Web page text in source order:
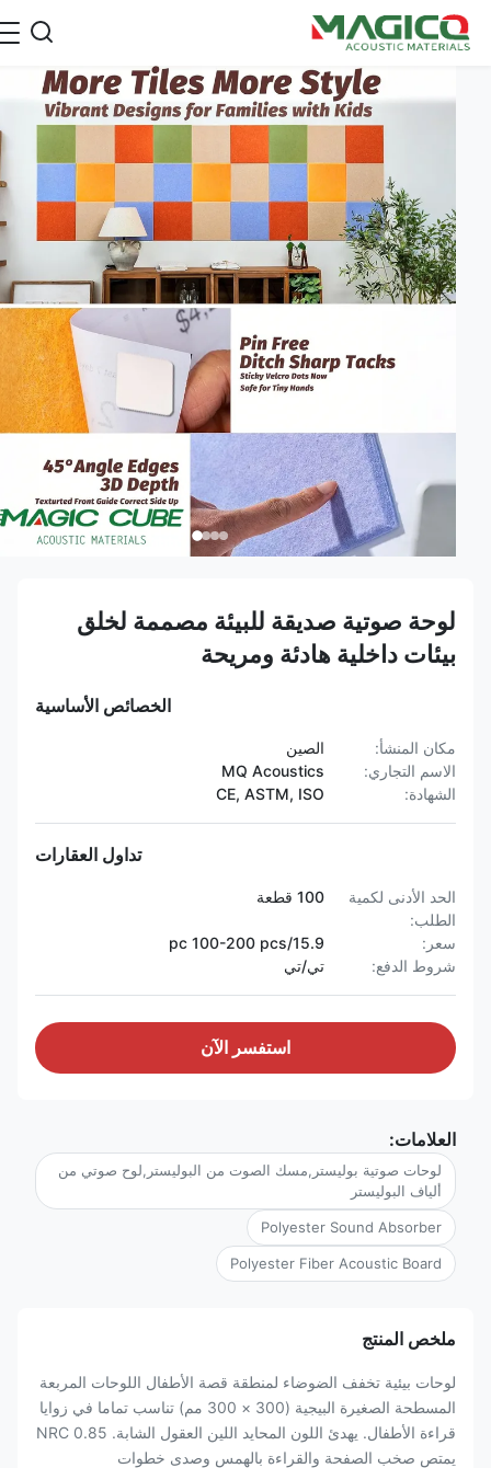
لوحة صوتية صديقة للبيئة مصممة لخلق
بيئات داخلية هادئة ومريحة
الخصائص الأساسية
مكان المنشأ:
الصين
الاسم التجاري:
MQ Acoustics
الشهادة:
CE, ASTM, ISO
تداول العقارات
الحد الأدنى لكمية
الطلب:
100 قطعة
شروط الدفع:
تي/تي
استفسر الآن
العلامات:
لوحات صوتية بوليستر,مسك الصوت من البوليستر,لوح صوتي من
ألياف البوليستر
Polyester Sound Absorber
Polyester Fiber Acoustic Board
ملخص المنتج
لوحات بيئية تخفف الضوضاء لمنطقة قصة الأطفال اللوحات المربعة
المسطحة الصغيرة البيجية (300 × 300 مم) تناسب تماما في زوايا
قراءة الأطفال. يهدئ اللون المحايد اللين العقول الشابة. NRC 0.85
يمتص صخب الصفحة والقراءة بالهمس وصدى خطوات